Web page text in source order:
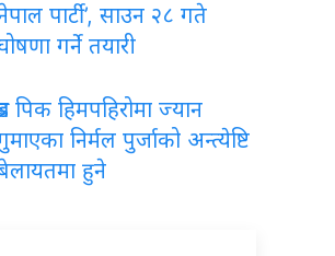
पार्टी’, साउन २८ गते
गर्ने तयारी
पिक हिमपहिरोमा ज्यान
निर्मल पुर्जाको अन्त्येष्टि
हुने